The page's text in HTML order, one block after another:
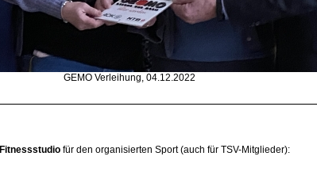
GEMO Verleihung, 04.12.2022
Fitnessstudio für den organisierten Sport (auch für TSV-Mitglieder):